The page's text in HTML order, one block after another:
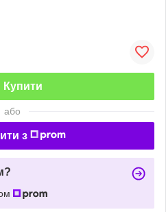
Купити
або
з